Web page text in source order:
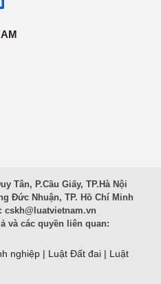
Tân, P.Cầu Giấy, TP.Hà Nội
Đức Nhuận, TP. Hồ Chí Minh
cskh@luatvietnam.vn
và các quyền liên quan:
nghiệp | Luật Đất đai | Luật